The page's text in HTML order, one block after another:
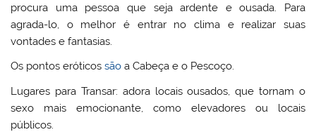
procura uma pessoa que seja ardente e ousada. Para
agrada-lo, o melhor é entrar no clima e realizar suas
vontades e fantasias.
Os pontos eróticossão a Cabeça e o Pescoço.
Lugares para Transar: adora locais ousados, que tornam o
sexo mais emocionante, como elevadores ou locais
públicos.